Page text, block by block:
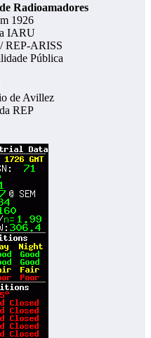
Radioamadores
1926
IARU
REP-ARISS
Pública
de Avillez
REP